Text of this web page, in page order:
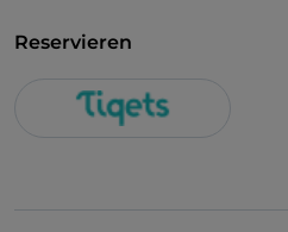
Reservieren